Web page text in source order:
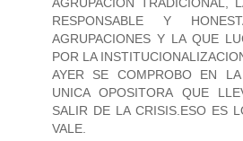
RESPONSABLE Y
AGRUPACIONES Y LA QUE
POR LA INSTITUCIONALIZACION
AYER SE COMPROBO EN
UNICA OPOSITORA QUE
SALIR DE LA CRISIS.ESO ES
VALE.